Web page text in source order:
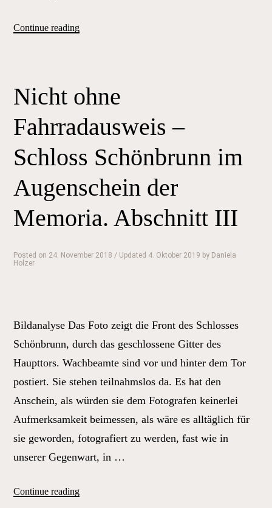
Continue reading„Nicht
Schloss
im
Augenschein
der
Memoria.
Abschnitt
IV“
Nicht ohne
Fahrradausweis –
Schloss Schönbrunn im
Augenschein der
Memoria. Abschnitt III
Posted on 24. November 2018 / Updated 4. Oktober 2019 by Daniela
Holzer
Bildanalyse Das Foto zeigt die Front des Schlosses
Schönbrunn, durch das geschlossene Gitter des
Haupttors. Wachbeamte sind vor und hinter dem Tor
postiert. Sie stehen teilnahmslos da. Es hat den
Anschein, als würden sie dem Fotografen keinerlei
Aufmerksamkeit beimessen, als wäre es alltäglich für
sie geworden, fotografiert zu werden, fast wie in
unserer Gegenwart, in …
Continue reading„Nicht